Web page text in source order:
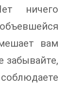
ничего
вам
забывайте,